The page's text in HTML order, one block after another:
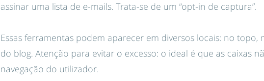
assinar uma lista de e-mails. Trata-se de um “opt-in de captura”.
Essas ferramentas podem aparecer em diversos locais: no topo,
do blog. Atenção para evitar o excesso: o ideal é que as caixas
navegação do utilizador.